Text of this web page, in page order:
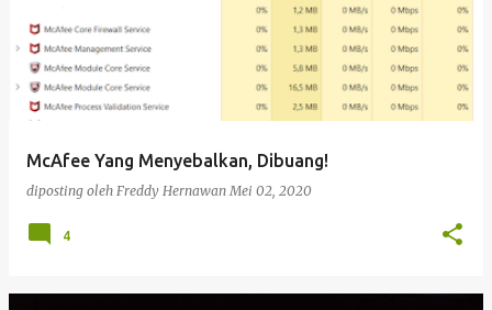
McAfee Yang Menyebalkan, Dibuang!
diposting oleh Freddy Hernawan Mei 02, 2020
4